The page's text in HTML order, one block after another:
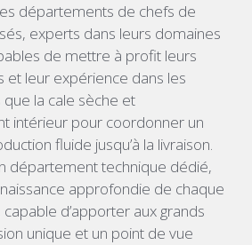
départements de chefs de
experts dans leurs domaines
de mettre à profit leurs
et leur expérience dans les
la cale sèche et
intérieur pour coordonner un
fluide jusqu’à la livraison.
département technique dédié,
approfondie de chaque
d’apporter aux grands
unique et un point de vue